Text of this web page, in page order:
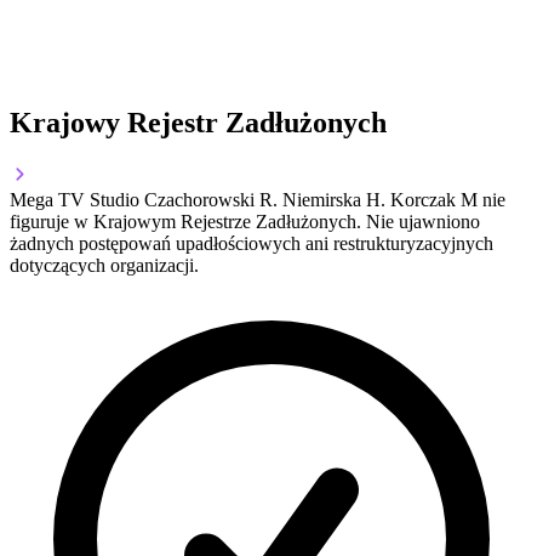
Krajowy Rejestr Zadłużonych
Mega TV Studio Czachorowski R. Niemirska H. Korczak M nie
figuruje w Krajowym Rejestrze Zadłużonych. Nie ujawniono
żadnych postępowań upadłościowych ani restrukturyzacyjnych
dotyczących organizacji.